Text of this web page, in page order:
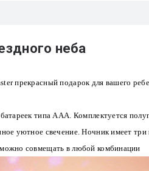
неба
прекрасный подарок для вашего
типа ААА. Комплектуется
уютное свечение. Ночник имеет три
совмещать в любой комбинации